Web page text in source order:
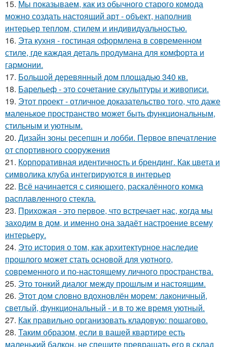
15. Мы показываем, как из обычного старого комода
можно создать настоящий арт - объект, наполнив
интерьер теплом, стилем и индивидуальностью.
16. Эта кухня - гостиная оформлена в современном
стиле, где каждая деталь продумана для комфорта и
гармонии.
17. Большой деревянный дом площадью 340 кв.
18. Барельеф - это сочетание скульптуры и живописи.
19. Этот проект - отличное доказательство того, что даже
маленькое пространство может быть функциональным,
стильным и уютным.
20. Дизайн зоны ресепшн и лобби. Первое впечатление
от спортивного сооружения
21. Корпоративная идентичность и брендинг. Как цвета и
символика клуба интегрируются в интерьер
22. Всё начинается с сияющего, раскалённого комка
расплавленного стекла.
23. Прихожая - это первое, что встречает нас, когда мы
заходим в дом, и именно она задаёт настроение всему
интерьеру.
24. Это история о том, как архитектурное наследие
прошлого может стать основой для уютного,
современного и по-настоящему личного пространства.
25. Это тонкий диалог между прошлым и настоящим.
26. Этот дом словно вдохновлён морем: лаконичный,
светлый, функциональный - и в то же время уютный.
27. Как правильно организовать кладовую: пошагово.
28. Таким образом, если в вашей квартире есть
маленький балкон, не спешите превращать его в склад